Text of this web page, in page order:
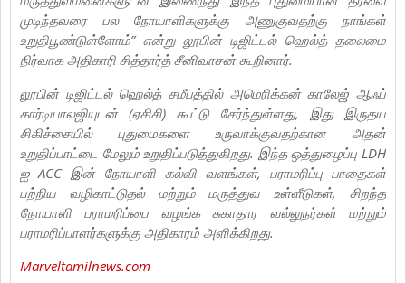
முடிந்தவரை பல நோயாளிகளுக்கு அணுகுவதற்கு நாங்கள்
உறுதிபூண்டுள்ளோம்” என்று லூபின் டிஜிட்டல் ஹெல்த் தலைமை
நிர்வாக அதிகாரி சித்தார்த் சீனிவாசன் கூறினார்.
லூபின் டிஜிட்டல் ஹெல்த் சமீபத்தில் அமெரிக்கன் காலேஜ் ஆஃப்
கார்டியாலஜியுடன் (ஏசிசி) கூட்டு சேர்ந்துள்ளது, இது இருதய
சிகிச்சையில் புதுமைகளை உருவாக்குவதற்கான அதன்
உறுதிப்பாட்டை மேலும் உறுதிப்படுத்துகிறது. இந்த ஒத்துழைப்பு LDH
ஐ ACC இன் நோயாளி கல்வி வளங்கள், பராமரிப்பு பாதைகள்
பற்றிய வழிகாட்டுதல் மற்றும் மருத்துவ உள்ளீடுகள், சிறந்த
நோயாளி பராமரிப்பை வழங்க சுகாதார வல்லுநர்கள் மற்றும்
பராமரிப்பாளர்களுக்கு அதிகாரம் அளிக்கிறது.
Marveltamilnews.com